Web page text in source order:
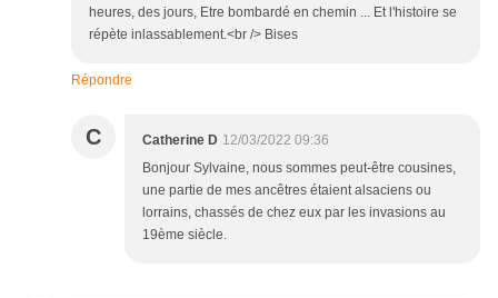
heures, des jours, Etre bombardé en chemin ... Et l'histoire se
répète inlassablement.<br /> Bises
Répondre
C Catherine D 12/03/2022 09:36
Bonjour Sylvaine, nous sommes peut-être cousines,
une partie de mes ancêtres étaient alsaciens ou
lorrains, chassés de chez eux par les invasions au
19ème siècle.